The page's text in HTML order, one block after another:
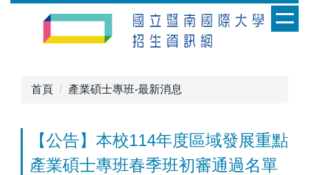
首頁 產業碩士專班-最新消息
【公告】本校114年度區域發展重點
產業碩士專班春季班初審通過名單